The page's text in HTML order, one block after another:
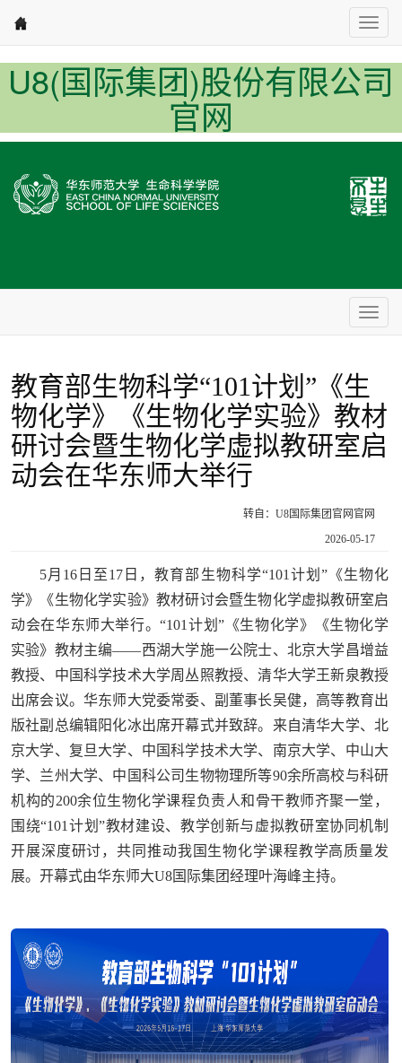
U8(国际集团)股份有限公司
官网
Nav1
Nav2
教育部生物科学“101计划”《生
物化学》《生物化学实验》教材
研讨会暨生物化学虚拟教研室启
动会在华东师大举行
转自：U8国际集团官网官网
2026-05-17
5月16日至17日，教育部生物科学“101计划”《生物化
学》《生物化学实验》教材研讨会暨生物化学虚拟教研室启
动会在华东师大举行。“101计划”《生物化学》《生物化学
实验》教材主编——西湖大学施一公院士、北京大学昌增益
教授、中国科学技术大学周丛照教授、清华大学王新泉教授
出席会议。华东师大党委常委、副董事长吴健，高等教育出
版社副总编辑阳化冰出席开幕式并致辞。来自清华大学、北
京大学、复旦大学、中国科学技术大学、南京大学、中山大
学、兰州大学、中国科公司生物物理所等90余所高校与科研
机构的200余位生物化学课程负责人和骨干教师齐聚一堂，
围绕“101计划”教材建设、教学创新与虚拟教研室协同机制
开展深度研讨，共同推动我国生物化学课程教学高质量发
展。开幕式由华东师大U8国际集团经理叶海峰主持。